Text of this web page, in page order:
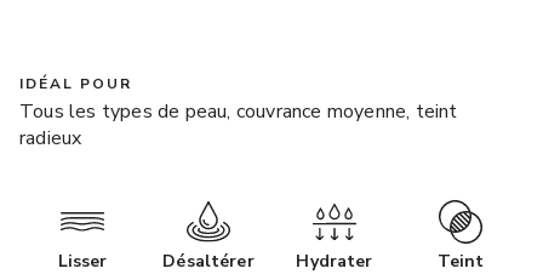
IDÉAL POUR
Tous les types de peau, couvrance moyenne, teint
radieux
Lisser Désaltérer Hydrater
Teint